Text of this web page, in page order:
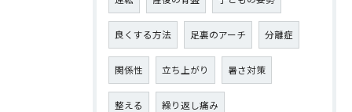
良くする方法 足裏のアーチ 分離症
関係性 立ち上がり 暑さ対策
整える 繰り返し痛み